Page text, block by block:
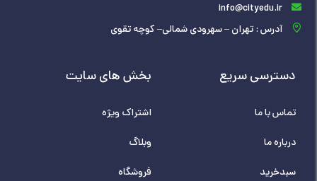
info@cityedu.ir
آدرس : تهران – سهرودی شمالی– کوچه تقوی
دسترسی سریع
تماس با ما
درباره ما
سبدخرید
بخش های سایت
اشتراک ویژه
وبلاگ
فروشگاه